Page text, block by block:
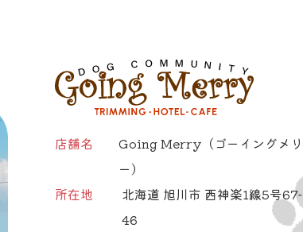
店舗名 Going Merry（ゴーイングメリ
ー）
所在地
北海道 旭川市 西神楽1線5号67-
46